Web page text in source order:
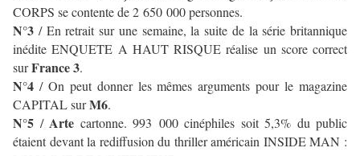
CORPS se contente de 2 650 000 personnes.
N°3 / En retrait sur une semaine, la suite de la série britannique
inédite ENQUETE A HAUT RISQUE réalise un score correct
surFrance 3.
N°4 / On peut donner les mêmes arguments pour le magazine
CAPITAL surM6.
N°5 / Arte cartonne. 993 000 cinéphiles soit 5,3% du public
étaient devant la rediffusion du thriller américain INSIDE MAN :